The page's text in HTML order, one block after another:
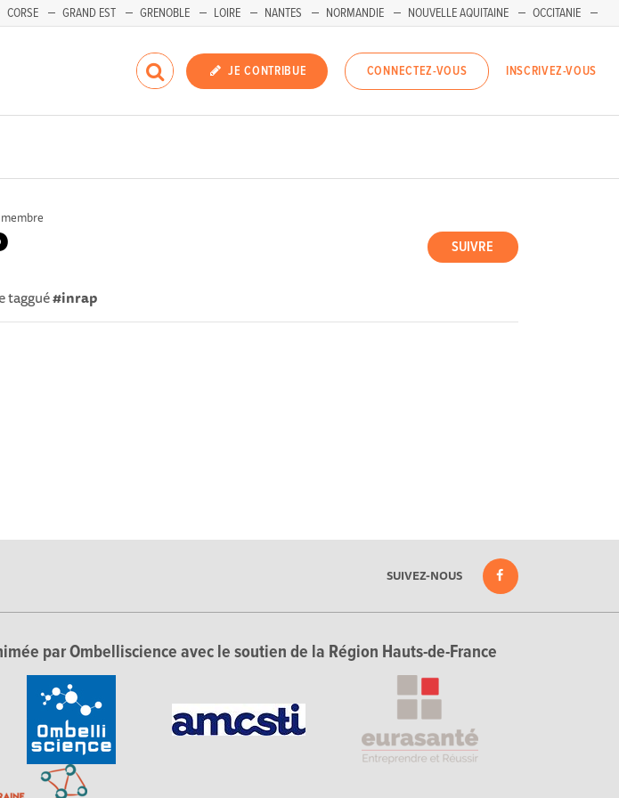
CORSE GRAND EST GRENOBLE LOIRE NANTES NORMANDIE NOUVELLE AQUITAINE
OCCITANIE
JE CONTRIBUE CONNECTEZ-VOUS INSCRIVEZ-VOUS
membre
SUIVRE
taggué#inrap
SUIVEZ-NOUS
par Ombelliscience avec le soutien de la Région Hauts-de-France